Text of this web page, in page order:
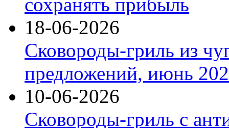
18-06-2026
Сковороды-гриль из
предложений, июнь
10-06-2026
Сковороды-гриль с